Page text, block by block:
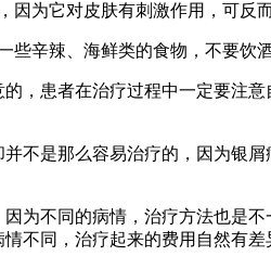
为它对皮肤有刺激作用，可反
辛辣、海鲜类的食物，不要饮
，患者在治疗过程中一定要注
不是那么容易治疗的，因为银
为不同的病情，治疗方法也是
不同，治疗起来的费用自然有差